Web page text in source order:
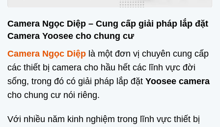
Camera Ngọc Diệp – Cung cấp giải pháp lắp đặt
Camera Yoosee cho chung cư
Camera Ngọc Diệp là một đơn vị chuyên cung cấp
các thiết bị camera cho hầu hết các lĩnh vực đời
sống, trong đó có giải pháp lắp đặt Yoosee camera
cho chung cư nói riêng.
Với nhiều năm kinh nghiệm trong lĩnh vực thiết bị